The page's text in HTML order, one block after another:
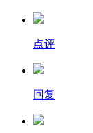
点评
回复